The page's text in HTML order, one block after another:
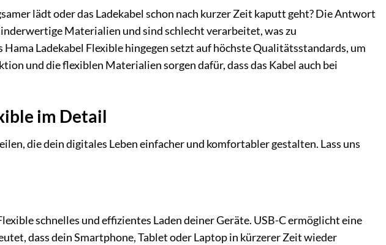
lädt oder das Ladekabel schon nach kurzer Zeit kaputt geht? Die Antwort
Materialien und sind schlecht verarbeitet, was zu
Ladekabel Flexible hingegen setzt auf höchste Qualitätsstandards, um
und die flexiblen Materialien sorgen dafür, dass das Kabel auch bei
im Detail
die dein digitales Leben einfacher und komfortabler gestalten. Lass uns
schnelles und effizientes Laden deiner Geräte. USB-C ermöglicht eine
dass dein Smartphone, Tablet oder Laptop in kürzerer Zeit wieder